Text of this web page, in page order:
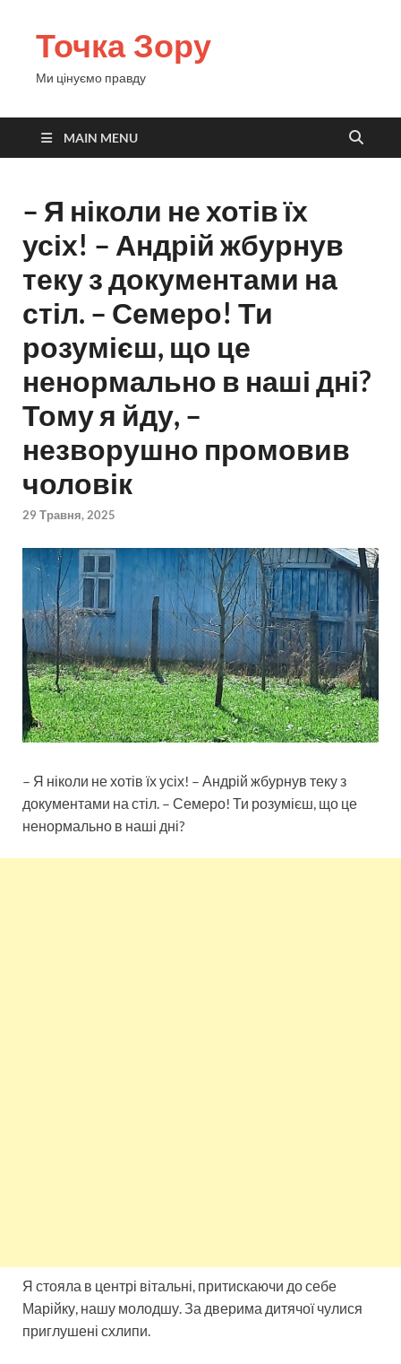
Точка Зору
Ми цінуємо правду
MAIN MENU
– Я ніколи не хотів їх
усіх! – Андрій жбурнув
теку з документами на
стіл. – Семеро! Ти
розумієш, що це
ненормально в наші дні?
Тому я йду, –
незворушно промовив
чоловік
29 Травня, 2025
– Я ніколи не хотів їх усіх! – Андрій жбурнув теку з
документами на стіл. – Семеро! Ти розумієш, що це
ненормально в наші дні?
Я стояла в центрі вітальні, притискаючи до себе
Марійку, нашу молодшу. За дверима дитячої чулися
приглушені схлипи.